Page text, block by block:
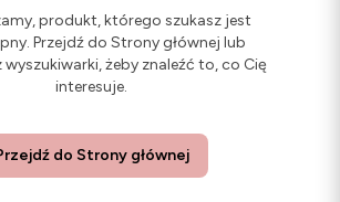
produkt, którego szukasz jest
Przejdź do Strony głównej lub
żeby znaleźć to, co Cię
interesuje.
do Strony głównej